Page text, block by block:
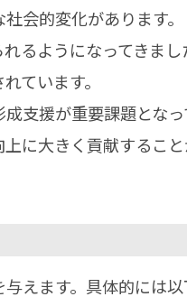
会的変化があります。
るようになってきま
ています。
支援が重要課題とな
に大きく貢献するこ
えます。具体的には